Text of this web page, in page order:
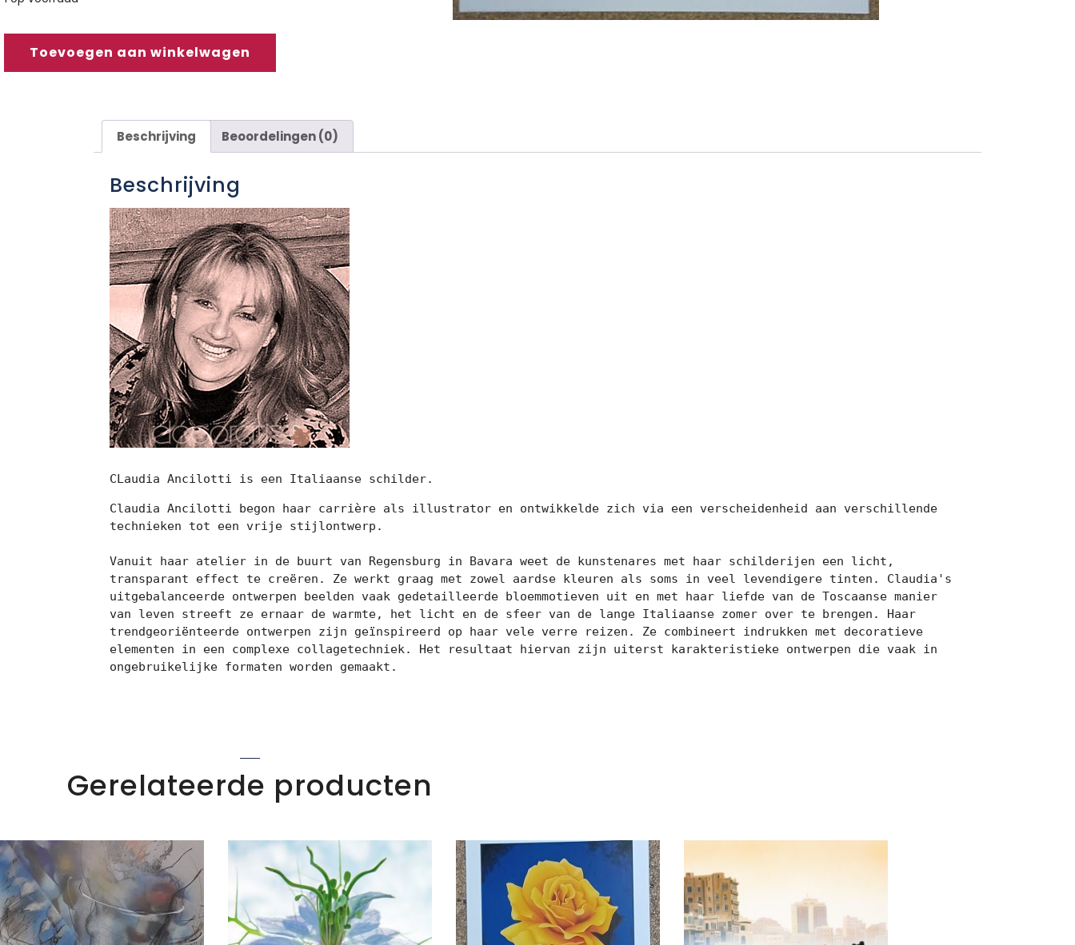
Toevoegen aan winkelwagen
Beschrijving Beoordelingen (0)
Beschrijving
CLaudia Ancilotti is een Italiaanse schilder.
Claudia Ancilotti begon haar carrière als illustrator en ontwikkelde zich via een verscheidenheid aan verschillende
technieken tot een vrije stijlontwerp.
Vanuit haar atelier in de buurt van Regensburg in Bavara weet de kunstenares met haar schilderijen een licht,
transparant effect te creëren. Ze werkt graag met zowel aardse kleuren als soms in veel levendigere tinten. Claudia's
uitgebalanceerde ontwerpen beelden vaak gedetailleerde bloemmotieven uit en met haar liefde van de Toscaanse manier
van leven streeft ze ernaar de warmte, het licht en de sfeer van de lange Italiaanse zomer over te brengen. Haar
trendgeoriënteerde ontwerpen zijn geïnspireerd op haar vele verre reizen. Ze combineert indrukken met decoratieve
elementen in een complexe collagetechniek. Het resultaat hiervan zijn uiterst karakteristieke ontwerpen die vaak in
ongebruikelijke formaten worden gemaakt.
Gerelateerde producten